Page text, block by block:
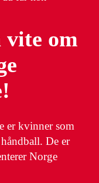
om
er kvinner som
De er
Norge